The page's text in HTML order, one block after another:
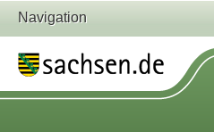
Navigation